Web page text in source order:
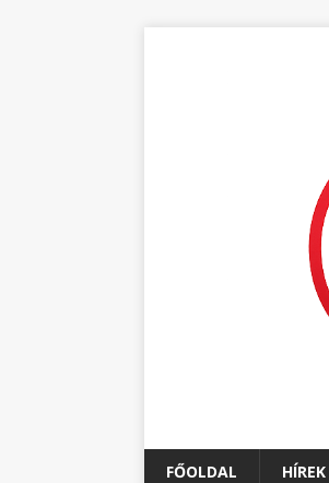
FŐOLDAL HÍREK